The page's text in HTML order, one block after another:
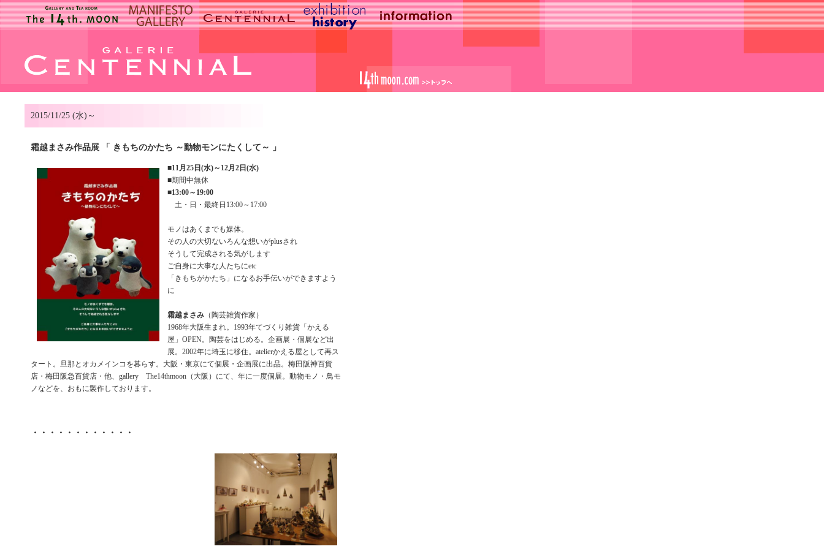
2015/11/25 (水)～
霜越まさみ作品展 「 きもちのかたち ～動物モンにたくして～ 」
■11月25日(水)～12月2日(水)
■期間中無休
■13:00～19:00
土・日・最終日13:00～17:00
モノはあくまでも媒体。
その人の大切ないろんな想いがplusされ
そうして完成される気がします
ご自身に大事な人たちにetc
「きもちがかたち」になるお手伝いができますよう
に
霜越まさみ （陶芸雑貨作家）
1968年大阪生まれ。1993年てづくり雑貨「かえる
屋」OPEN。陶芸をはじめる。企画展・個展など出
展。2002年に埼玉に移住。atelierかえる屋として再ス
タート。旦那とオカメインコを暮らす。大阪・東京にて個展・企画展に出品。梅田阪神百貨
店・梅田阪急百貨店・他、gallery The14thmoon（大阪）にて、年に一度個展。動物モノ・鳥モ
ノなどを、おもに製作しております。
・・・・・・・・・・・・